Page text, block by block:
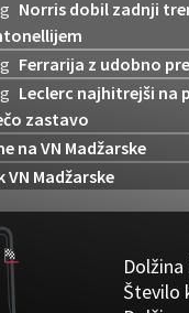
Norris dobil zadnji
Ferrarija z udobno
Leclerc najhitrejši na
zastavo
na VN Madžarske
VN Madžarske
Število